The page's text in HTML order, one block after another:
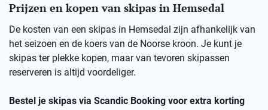
Prijzen en kopen van skipas in Hemsedal
De kosten van een skipas in Hemsedal zijn afhankelijk van
het seizoen en de koers van de Noorse kroon. Je kunt je
skipas ter plekke kopen, maar van tevoren skipassen
reserveren is altijd voordeliger.
Bestel je skipas via Scandic Booking voor extra korting